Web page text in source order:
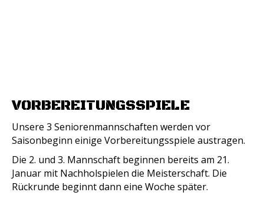
VORBEREITUNGSSPIELE
Unsere 3 Seniorenmannschaften werden vor
Saisonbeginn einige Vorbereitungsspiele austragen.
Die 2. und 3. Mannschaft beginnen bereits am 21.
Januar mit Nachholspielen die Meisterschaft. Die
Rückrunde beginnt dann eine Woche später.